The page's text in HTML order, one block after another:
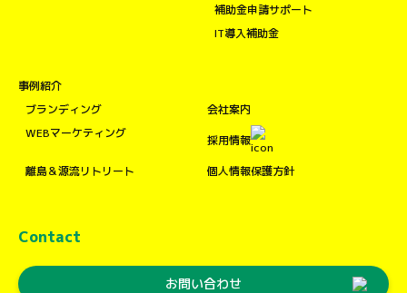
補助金申請サポート
IT導入補助金
事例紹介
ブランディング
WEBマーケティング
離島＆源流リトリート
会社案内
採用情報
個人情報保護方針
Contact
お問い合わせ